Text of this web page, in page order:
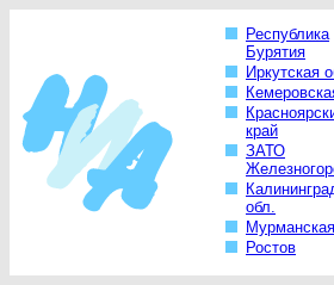
Республика
Бурятия
Иркутская
край
ЗАТО
обл.
Ростов